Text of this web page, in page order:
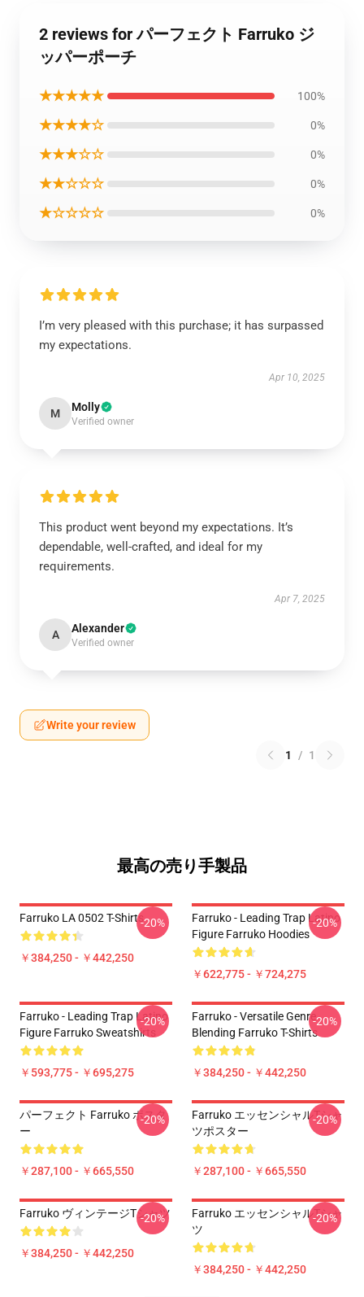
2 reviews for パーフェクト Farruko ジ
ッパーポーチ
★★★★★ 100%
★★★★☆ 0%
★★★☆☆ 0%
★★☆☆☆ 0%
★☆☆☆☆ 0%
I’m very pleased with this purchase; it has surpassed
my expectations.
Apr 10, 2025
M Molly
Verified owner
This product went beyond my expectations. It’s
dependable, well-crafted, and ideal for my
requirements.
Apr 7, 2025
A Alexander
Verified owner
Write your review
1 / 1
最高の売り手製品
Farruko LA 0502 T-Shirts
￥384,250 - ￥442,250
-20%
Farruko - Leading Trap Latino
Figure Farruko Hoodies
￥622,775 - ￥724,275
-20%
Farruko - Leading Trap Latino
Figure Farruko Sweatshirts
￥593,775 - ￥695,275
-20%
Farruko - Versatile Genre
Blending Farruko T-Shirts
￥384,250 - ￥442,250
-20%
パーフェクト Farruko ポスタ
ー
￥287,100 - ￥665,550
-20%
Farruko エッセンシャルTシャ
ツポスター
￥287,100 - ￥665,550
-20%
Farruko ヴィンテージTシャツ
￥384,250 - ￥442,250
-20%
Farruko エッセンシャルTシャ
ツ
￥384,250 - ￥442,250
-20%